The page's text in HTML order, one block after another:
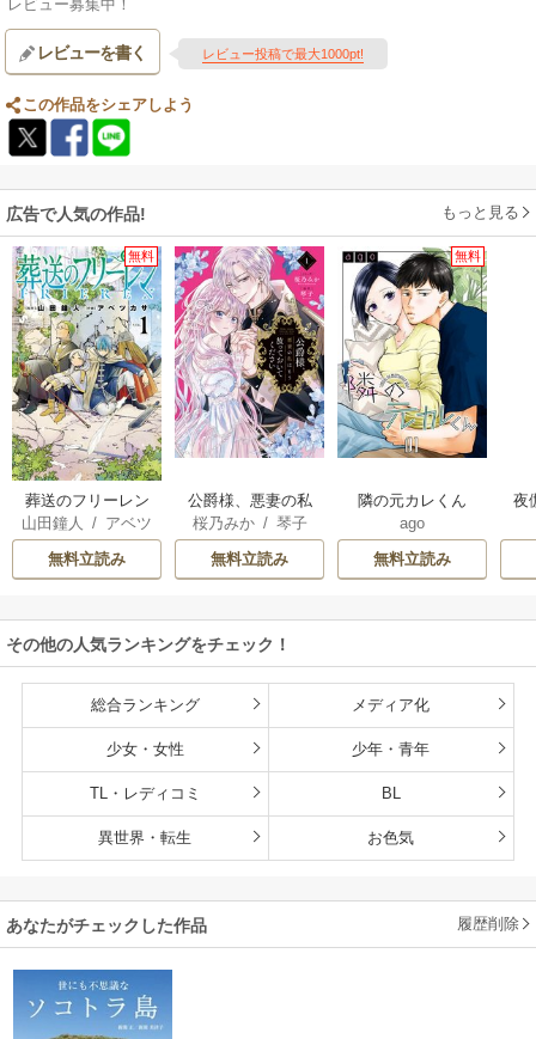
レビュー募集中！
レビューを書く レビュー投稿で最大1000pt!
この作品をシェアしよう
広告で人気の作品! もっと見る
無料
葬送のフリーレン
山田鐘人 / アベツ
カサ
無料立読み
公爵様、悪妻の私
はもう放っておい
てください
桜乃みか/ 琴子
無料立読み
無料
隣の元カレくん
ago
無料立読み
夜
その他の人気ランキングをチェック！
総合ランキング メディア化
少女・女性 少年・青年
TL・レディコミ BL
異世界・転生 お色気
あなたがチェックした作品 履歴削除